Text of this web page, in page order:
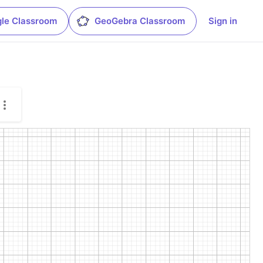
Classroom GeoGebra Classroom Sign in